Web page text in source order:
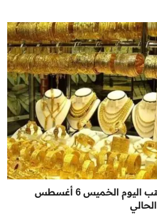
ارتفاع جديد في سعر الذهب اليوم الخميس 6 أغسطس